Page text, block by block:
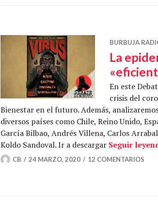
BURBUJA
La
En este
crisis del
Bienestar en el futuro. Además,
diversos países como Chile, Reino Unido,
García Bilbao, Andrés Villena, Carlos
Koldo Sandoval. Ir a descargar Seguir
CB 24 MARZO, 2020 12 COMENTARIOS